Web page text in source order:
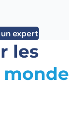
expert
les
monde